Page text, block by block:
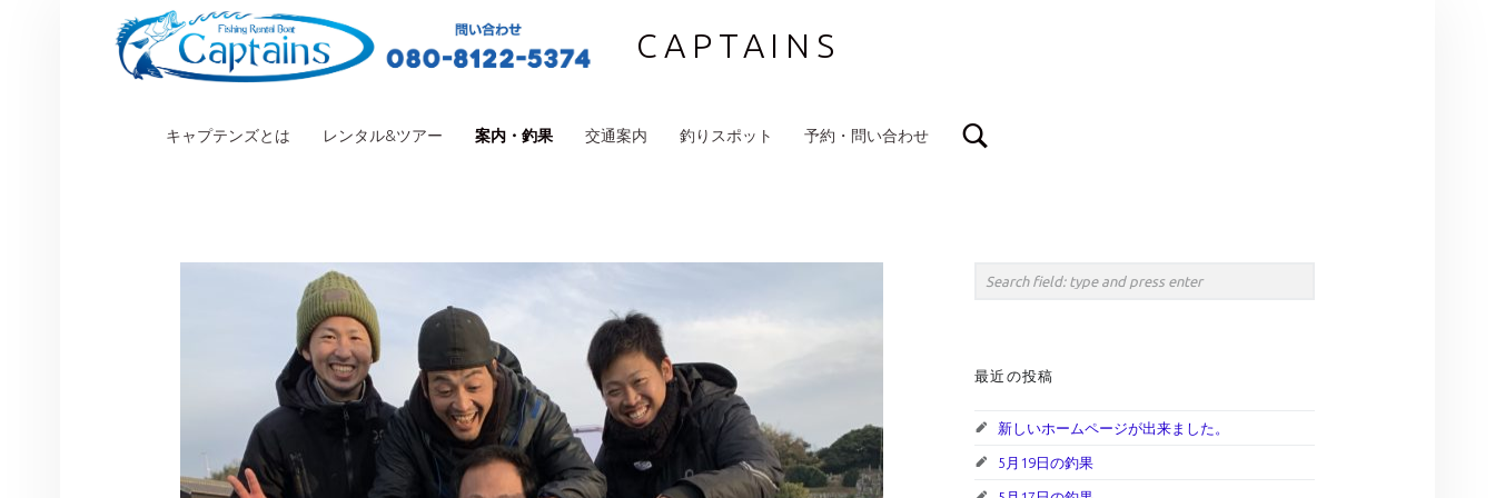
CAPTAINS
PRIMARY MENU
キャプテンズとは レンタル&ツアー 案内・釣果 交通案内 釣りスポット 予約・問い合わせ
最近の投稿
新しいホームページが出来ました。
5月19日の釣果